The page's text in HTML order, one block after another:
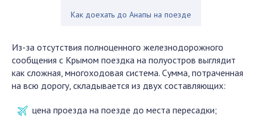
Как доехать до Анапы на поезде
Из-за отсутствия полноценного железнодорожного
сообщения с Крымом поездка на полуостров выглядит
как сложная, многоходовая система. Сумма, потраченная
на всю дорогу, складывается из двух составляющих:
цена проезда на поезде до места пересадки;